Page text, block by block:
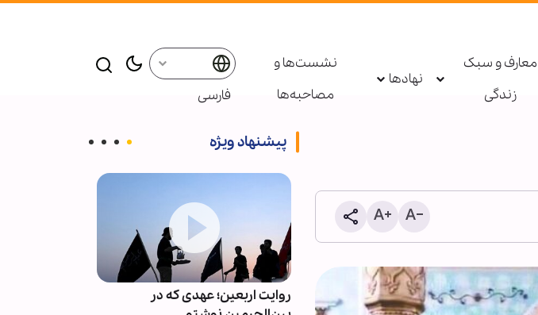
معارف و سبک
زندگی
نهادها
نشست‌ها و
مصاحبه‌ها
فارسی
پیشنهاد ویژه
نشست چهارجانبه وزرای خارجه
روایت اربعین؛ عهدی که در